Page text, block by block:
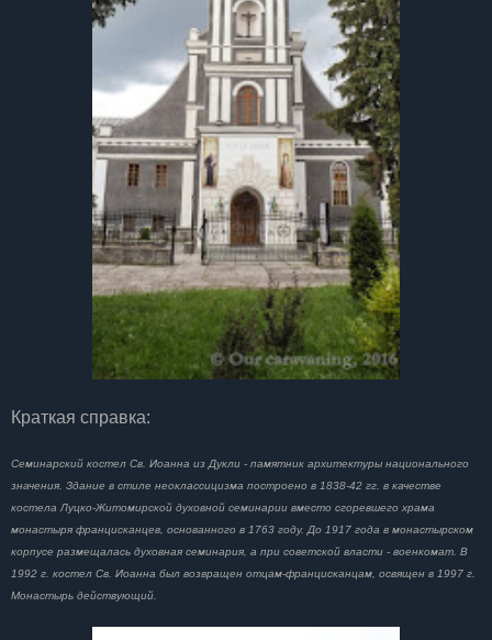
Краткая справка:
Семинарский костел Св. Иоанна из Дукли - памятник архитектуры национального
значения. Здание в стиле неоклассицизма построено в 1838-42 гг. в качестве
костела Луцко-Житомирской духовной семинарии вместо сгоревшего храма
монастыря францисканцев, основанного в 1763 году. До 1917 года в монастырском
корпусе размещалась духовная семинария, а при советской власти - военкомат. В
1992 г. костел Св. Иоанна был возвращен отцам-францисканцам, освящен в 1997 г.
Монастырь действующий.